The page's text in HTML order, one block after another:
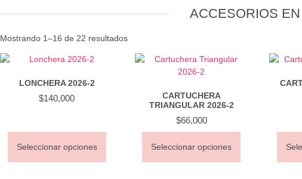
ACCESORIOS
Mostrando 1–16 de 22 resultados
LONCHERA 2026-2
$140,000
Seleccionar opciones
CARTUCHERA
TRIANGULAR 2026-2
$66,000
Seleccionar opciones